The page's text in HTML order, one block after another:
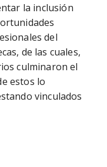
la inclusión
del
de las cuales,
culminaron el
estos lo
vinculados